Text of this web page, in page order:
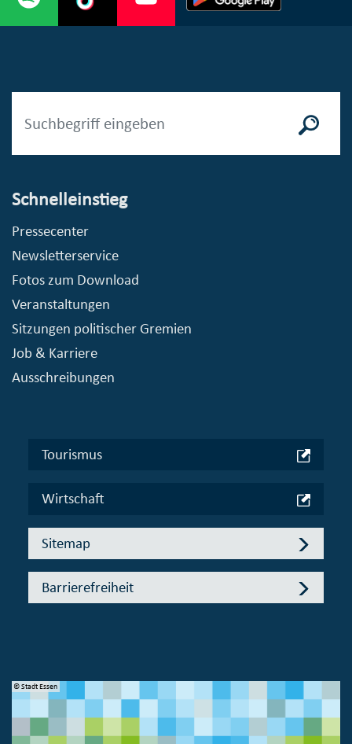
Schnelleinstieg
Pressecenter
Newsletterservice
Fotos zum Download
Veranstaltungen
Sitzungen politischer Gremien
Job & Karriere
Ausschreibungen
Tourismus
Wirtschaft
Sitemap
Barrierefreiheit
© Stadt Essen